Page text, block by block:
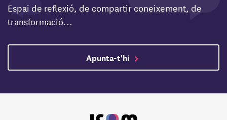
Espai de reflexió, de compartir coneixement, de
transformació...
Apunta-t'hi